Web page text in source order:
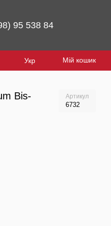
95 538 84
Укр Мій кошик
Bis- Артикул
6732